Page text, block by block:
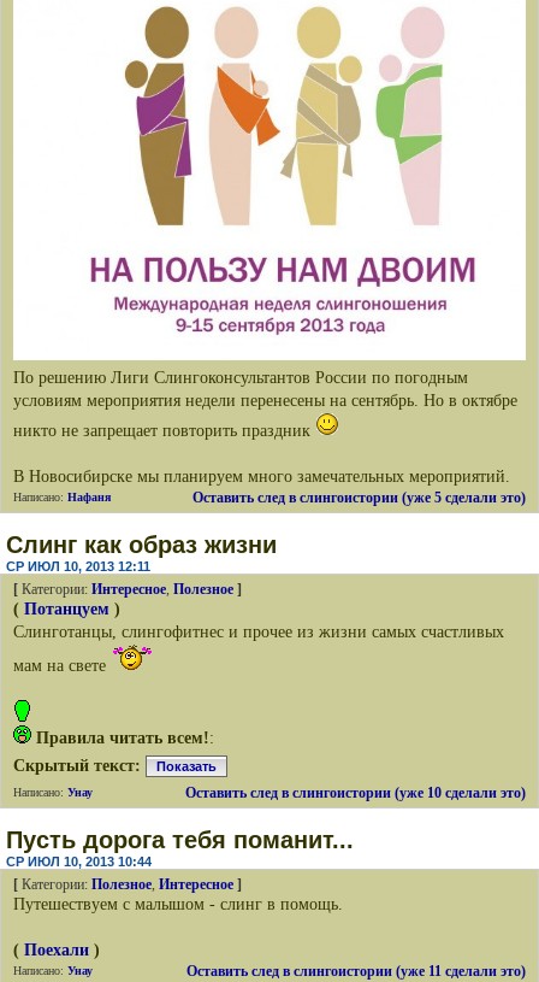
По решению Лиги Слингоконсультантов России по погодным
условиям мероприятия недели перенесены на сентябрь. Но в октябре
никто не запрещает повторить праздник
В Новосибирске мы планируем много замечательных мероприятий.
Оставить след в слингоистории (уже 5 сделали это)
Написано: Нафаня
Слинг как образ жизни
СР ИЮЛ 10, 2013 12:11
[ Категории: Интересное, Полезное ]
( Потанцуем )
Слинготанцы, слингофитнес и прочее из жизни самых счастливых
мам на свете
Правила читать всем!:
Скрытый текст:
Показать
Оставить след в слингоистории (уже 10 сделали это)
Написано: Унау
Пусть дорога тебя поманит...
СР ИЮЛ 10, 2013 10:44
[ Категории: Полезное, Интересное ]
Путешествуем с малышом - слинг в помощь.
( Поехали )
Оставить след в слингоистории (уже 11 сделали это)
Написано: Унау